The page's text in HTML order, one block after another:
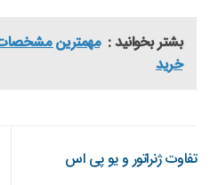
بشتر بخوانید : مهمترین
خرید
تفاوت ژنراتور و یو پی اس